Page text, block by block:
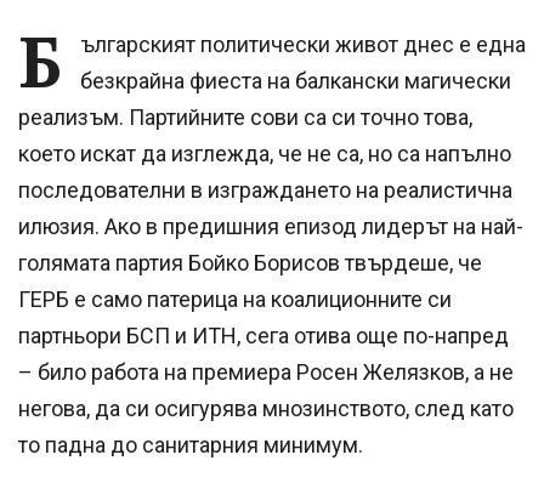
Б
ългарският политически живот днес е една
безкрайна фиеста на балкански магически
реализъм. Партийните сови са си точно това,
което искат да изглежда, че не са, но са напълно
последователни в изграждането на реалистична
илюзия. Ако в предишния епизод лидерът на най-
голямата партия Бойко Борисов твърдеше, че
ГЕРБ е само патерица на коалиционните си
партньори БСП и ИТН, сега отива още по-напред
– било работа на премиера Росен Желязков, а не
негова, да си осигурява мнозинството, след като
то падна до санитарния минимум.